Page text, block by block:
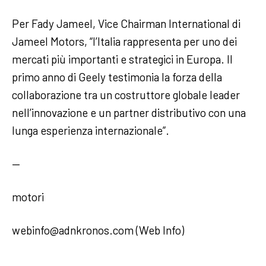
Per Fady Jameel, Vice Chairman International di
Jameel Motors, “l’Italia rappresenta per uno dei
mercati più importanti e strategici in Europa. Il
primo anno di Geely testimonia la forza della
collaborazione tra un costruttore globale leader
nell’innovazione e un partner distributivo con una
lunga esperienza internazionale”.
—
motori
webinfo@adnkronos.com (Web Info)